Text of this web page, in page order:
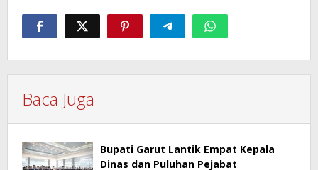
Baca Juga
Bupati Garut Lantik Empat Kepala
Dinas dan Puluhan Pejabat